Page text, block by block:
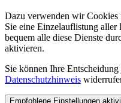
Dazu verwenden wir
Sie eine Einzelauflistung
bequem alle diese Dienste
aktivieren.
Sie können Ihre
Datenschutzhinweis